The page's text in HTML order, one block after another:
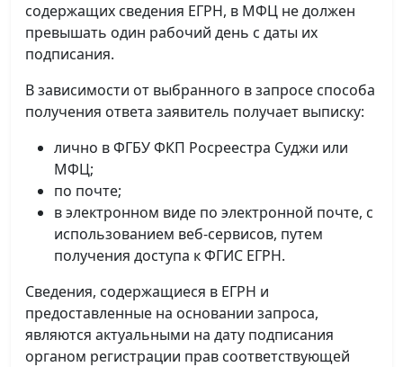
содержащих сведения ЕГРН, в МФЦ не должен
превышать один рабочий день с даты их
подписания.
В зависимости от выбранного в запросе способа
получения ответа заявитель получает выписку:
лично в ФГБУ ФКП Росреестра Суджи или
МФЦ;
по почте;
в электронном виде по электронной почте, с
использованием веб-сервисов, путем
получения доступа к ФГИС ЕГРН.
Сведения, содержащиеся в ЕГРН и
предоставленные на основании запроса,
являются актуальными на дату подписания
органом регистрации прав соответствующей